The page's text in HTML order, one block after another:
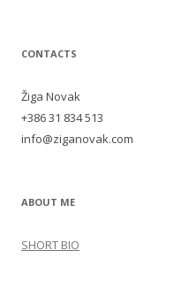
CONTACTS
Žiga Novak
+386 31 834 513
info@ziganovak.com
ABOUT ME
SHORT BIO